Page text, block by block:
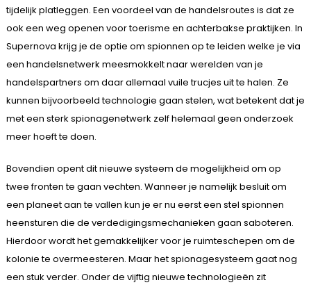
tijdelijk platleggen. Een voordeel van de handelsroutes is dat ze
ook een weg openen voor toerisme en achterbakse praktijken. In
Supernova krijg je de optie om spionnen op te leiden welke je via
een handelsnetwerk meesmokkelt naar werelden van je
handelspartners om daar allemaal vuile trucjes uit te halen. Ze
kunnen bijvoorbeeld technologie gaan stelen, wat betekent dat je
met een sterk spionagenetwerk zelf helemaal geen onderzoek
meer hoeft te doen.
Bovendien opent dit nieuwe systeem de mogelijkheid om op
twee fronten te gaan vechten. Wanneer je namelijk besluit om
een planeet aan te vallen kun je er nu eerst een stel spionnen
heensturen die de verdedigingsmechanieken gaan saboteren.
Hierdoor wordt het gemakkelijker voor je ruimteschepen om de
kolonie te overmeesteren. Maar het spionagesysteem gaat nog
een stuk verder. Onder de vijftig nieuwe technologieën zit